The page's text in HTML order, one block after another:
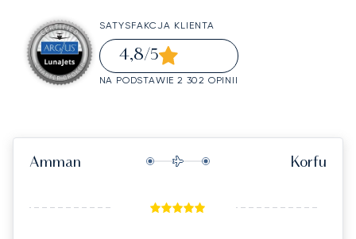
SATYSFAKCJA KLIENTA
4,8/5
NA PODSTAWIE 2 302 OPINII
Amman Korfu